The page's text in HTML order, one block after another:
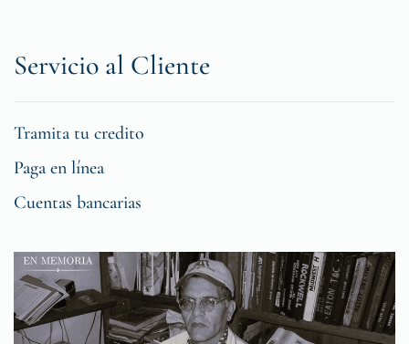
Servicio al Cliente
Tramita tu credito
Paga en línea
Cuentas bancarias